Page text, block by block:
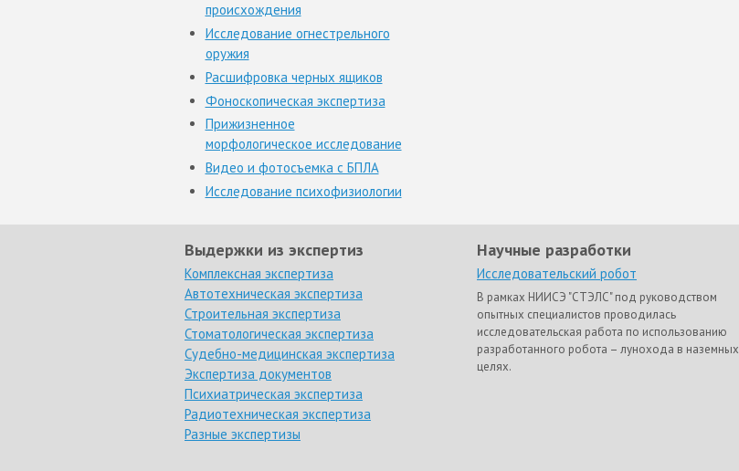
происхождения
Исследование огнестрельного
оружия
Расшифровка черных ящиков
Фоноскопическая экспертиза
Прижизненное
морфологическое исследование
Видео и фотосъемка с БПЛА
Исследование психофизиологии
Выдержки из экспертиз
Комплексная экспертиза
Автотехническая экспертиза
Строительная экспертиза
Стоматологическая экспертиза
Судебно-медицинская экспертиза
Экспертиза документов
Психиатрическая экспертиза
Радиотехническая экспертиза
Разные экспертизы
Научные разработки
Исследовательский робот
В рамках НИИСЭ "СТЭЛС" под руководством
опытных специалистов проводилась
исследовательская работа по использованию
разработанного робота – лунохода в наземных
целях.